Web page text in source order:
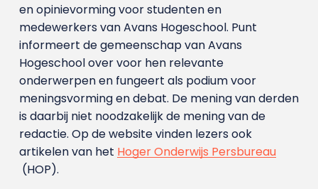
en opinievorming voor studenten en
medewerkers van Avans Hoge­school. Punt
informeert de gemeenschap van Avans
Hogeschool over voor hen relevante
onderwerpen en fungeert als podium voor
meningsvorming en debat. De mening van derden
is daarbij niet noodzakelijk de mening van de
redactie. Op de website vinden lezers ook
artikelen van het Hoger Onderwijs Persbureau
(HOP).